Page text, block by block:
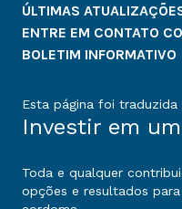
ÚLTIMAS
ENTRE EM CONTATO
BOLETIM INFORMATIVO
Esta página foi
Investir em
Toda e qualquer
opções e resultados